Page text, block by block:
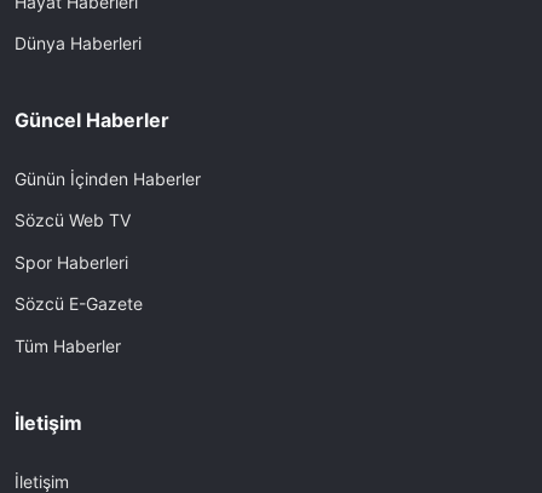
Dünya Haberleri
Güncel Haberler
Günün İçinden Haberler
Sözcü Web TV
Spor Haberleri
Sözcü E-Gazete
Tüm Haberler
İletişim
İletişim